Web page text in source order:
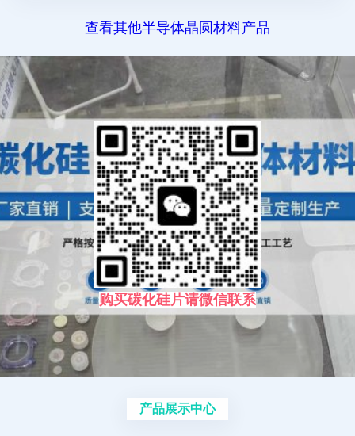
查看其他半导体晶圆材料产品
购买碳化硅片请微信联系
产品展示中心